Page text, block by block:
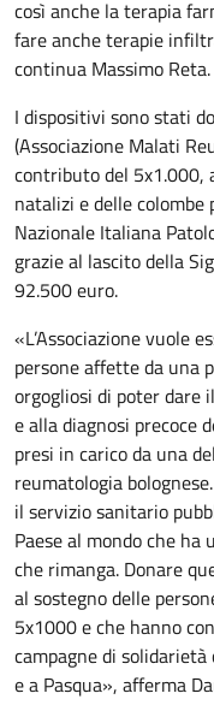
così anche la terapia
fare anche terapie
continua Massimo Reta.
I dispositivi sono stati
(Associazione Malati
contributo del 5x1.000,
natalizi e delle colombe
Nazionale Italiana
grazie al lascito della
92.500 euro.
«L’Associazione vuole
persone affette da una
orgogliosi di poter dare
e alla diagnosi precoce
presi in carico da una
reumatologia
il servizio sanitario
Paese al mondo che
che rimanga. Donare
al sostegno delle
5x1000 e che hanno
campagne di
e a Pasqua», afferma